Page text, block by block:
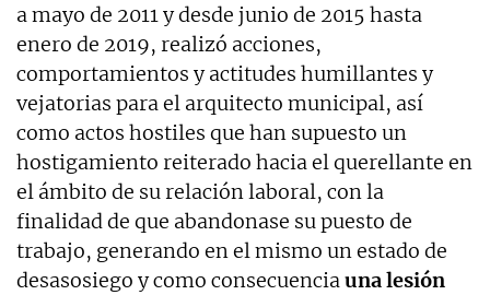
a mayo de 2011 y desde junio de 2015 hasta
enero de 2019, realizó acciones,
comportamientos y actitudes humillantes y
vejatorias para el arquitecto municipal, así
como actos hostiles que han supuesto un
hostigamiento reiterado hacia el querellante en
el ámbito de su relación laboral, con la
finalidad de que abandonase su puesto de
trabajo, generando en el mismo un estado de
desasosiego y como consecuenciauna lesión